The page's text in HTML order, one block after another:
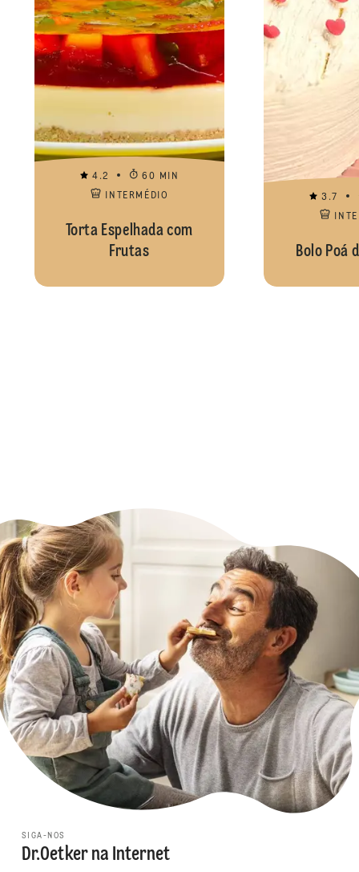
4.2
60 MIN
INTERMÉDIO
Torta Espelhada com
Frutas
3.7
Bolo Poá
SIGA-NOS
Dr.Oetker na Internet